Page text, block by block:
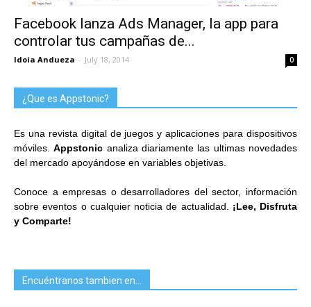
Facebook lanza Ads Manager, la app para
controlar tus campañas de...
Idoia Andueza - July 18, 2014 0
¿Que es Appstonic?
Es una revista digital de juegos y aplicaciones para dispositivos
móviles.Appstonic analiza diariamente las ultimas novedades
del mercado apoyándose en variables objetivas.
Conoce a empresas o desarrolladores del sector, información
sobre eventos o cualquier noticia de actualidad. ¡Lee, Disfruta
y Comparte!
Encuéntranos tambien en…